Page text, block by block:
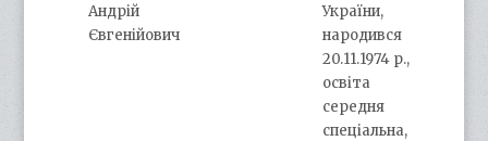
Андрій
Євгенійович
України,
народився
20.11.1974 р.,
освіта
середня
спеціальна,